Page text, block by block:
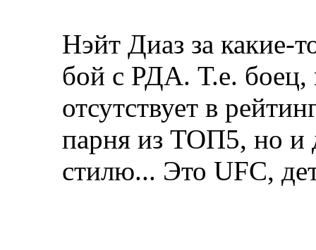
Нэйт Диаз за какие-
бой с РДА. Т.е. боец,
отсутствует в
парня из ТОП5, но и
стилю... Это UFC,